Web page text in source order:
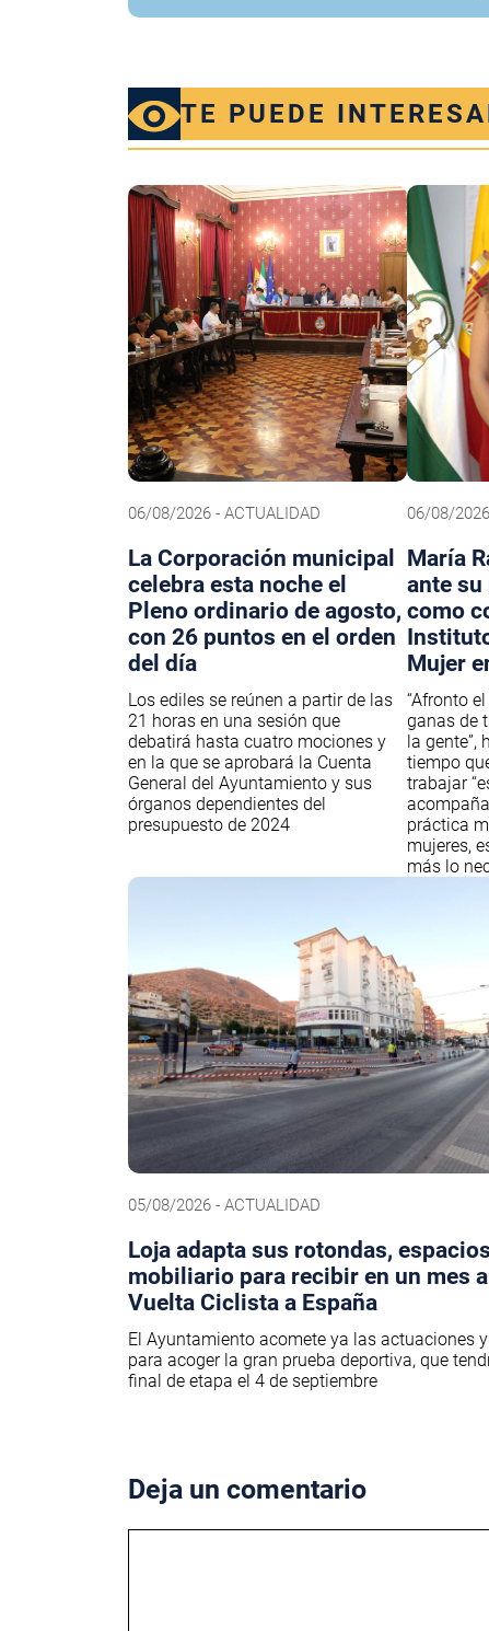
TE PUEDE
06/08/2026 - ACTUALIDAD
La Corporación municipal
celebra esta noche el
Pleno ordinario de agosto,
con 26 puntos en el orden
del día
Los ediles se reúnen a partir de las
21 horas en una sesión que
debatirá hasta cuatro mociones y
en la que se aprobará la Cuenta
General del Ayuntamiento y sus
órganos dependientes del
presupuesto de 2024
06/08/
María
ante
como
Mujer
“Afronto
ganas de
la gente”,
tiempo
trabajar
práctica
mujeres,
más lo
05/08/2026 - ACTUALIDAD
Loja adapta sus rotondas,
mobiliario para recibir en un mes
Vuelta Ciclista a España
El Ayuntamiento acomete ya las actuaciones
para acoger la gran prueba deportiva, que
final de etapa el 4 de septiembre
Deja un comentario